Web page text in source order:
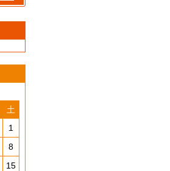
土
1
8
15